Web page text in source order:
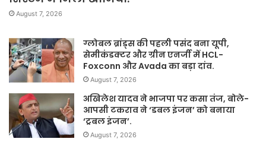
August 7, 2026
ग्लोबल ब्रांड्स की पहली पसंद बना यूपी,
सेमीकंडक्टर और ग्रीन एनर्जी में HCL-
Foxconn और Avada का बड़ा दांव.
August 7, 2026
अखिलेश यादव ने भाजपा पर कसा तंज, बोले-
आपसी टकराव ने ‘डबल इंजन’ को बनाया
‘ट्रबल इंजन’.
August 7, 2026